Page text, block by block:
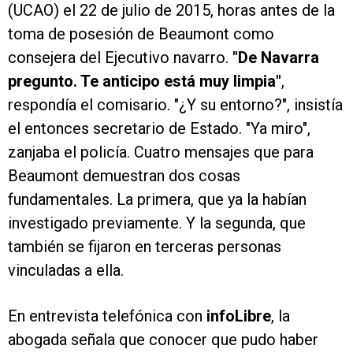
(UCAO) el 22 de julio de 2015, horas antes de la
toma de posesión de Beaumont como
consejera del Ejecutivo navarro. "De Navarra
pregunto. Te anticipo está muy limpia",
respondía el comisario. "¿Y su entorno?", insistía
el entonces secretario de Estado. "Ya miro",
zanjaba el policía. Cuatro mensajes que para
Beaumont demuestran dos cosas
fundamentales. La primera, que ya la habían
investigado previamente. Y la segunda, que
también se fijaron en terceras personas
vinculadas a ella.
En entrevista telefónica con infoLibre, la
abogada señala que conocer que pudo haber